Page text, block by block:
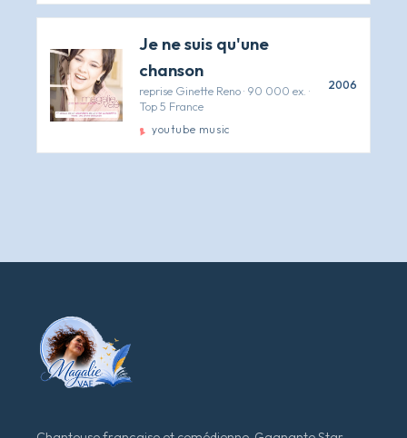
Je ne suis qu'une
chanson
reprise Ginette Reno · 90 000 ex. ·
Top 5 France
youtube music
2006